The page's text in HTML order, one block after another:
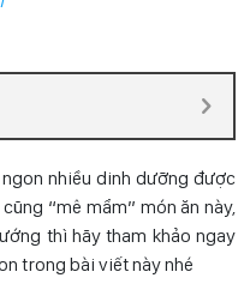
nhiều dinh dưỡng được
“mê mẩm” món ăn này,
thì hãy tham khảo ngay
trong bài viết này nhé